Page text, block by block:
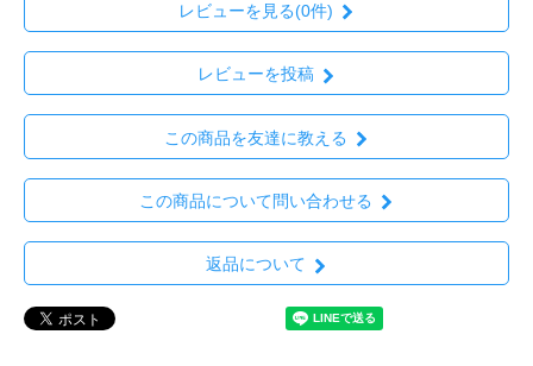
レビューを見る(0件)
レビューを投稿
この商品を友達に教える
この商品について問い合わせる
返品について